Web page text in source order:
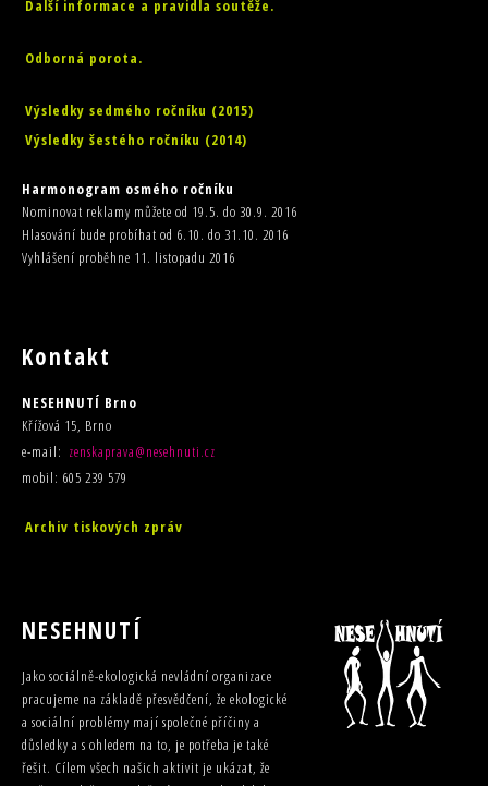
Další informace a pravidla soutěže.
Odborná porota.
Výsledky sedmého ročníku (2015)
Výsledky šestého ročníku (2014)
Harmonogram osmého ročníku
Nominovat reklamy můžete od 19.5. do 30.9. 2016
Hlasování bude probíhat od 6.10. do 31.10. 2016
Vyhlášení proběhne 11. listopadu 2016
Kontakt
NESEHNUTÍ Brno
Křížová 15, Brno
e-mail: zenskaprava@nesehnuti.cz
mobil: 605 239 579
Archiv tiskových zpráv
NESEHNUTÍ
Jako sociálně-ekologická nevládní organizace
pracujeme na základě přesvědčení, že ekologické
a sociální problémy mají společné příčiny a
důsledky a s ohledem na to, je potřeba je také
řešit. Cílem všech našich aktivit je ukázat, že